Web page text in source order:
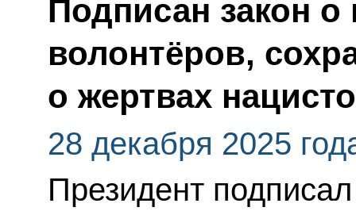
Подписан закон о
волонтёров,
о жертвах
28 декабря 2025
Президент